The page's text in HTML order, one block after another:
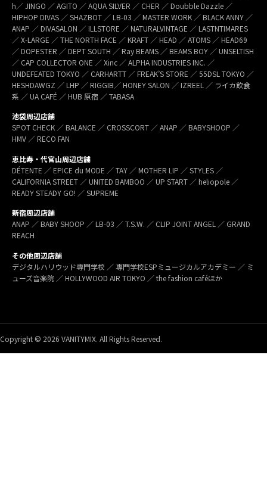
h／ JINGO ／ AGITO ／ AQUA SILVER ／ CHER ／ Doubble Dazzle ／
HIPHOP DIVAS ／ SHAZBOT ／ LB-03 ／ MASTER WORK ／ BLACK ANNY ／
ANAP ／ DIVASALON ／ ILLSTORE ／ NATURALVINTAGE ／ LASTNTIMARES
／ X-LARGE ／ THE NORTH FACE ／ KRAFT ／ HEAD ／ ATOMS ／ HEAD69
／ DOPESTER ／ DEPT SOUTH ／ Ray BEAMS ／ BEAMS BOY ／ UNSELTISH
／ CAP COLLECTOR ONE ／ Xinc ／ ALPHA INDUSTRIES INC. ／
UNDEFEATED TOKYO ／ CARHARTT ／ FREAK’S STORE ／ 55DSL TOKYO ／
HESHDAWGZ ／ LHP ／ RIGGIB／ HONEY SALON ／ IZREEL ／ ライカ飲食
系 ／ UA CAFÉ ／ HUB 原宿 ／ TABASA
池袋周辺店舗
SPOT CHECK ／ BALANCE ／ CROSSCORT ／ ANAP ／ BABYSHOOP ／
HMV ／ RECO FAN
恵比寿・代官山周辺店舗
DÉTENTE ／ EPICE du MODE ／ TAY ／ MOTHER LIP ／ STYLES ／
CALIFORNIA STREET ／ UNITED BAMBOO ／ UP START ／ heliopole ／
READY STEADY GO! ／ SUPREME
新宿周辺店舗
ANAP ／ BABY SHOOP ／ LB-03 ／ T.S.W. ／ CLIP JOINT ANGEL ／ GRAND
REACH
その他周辺店舗
デジタルハリウッド専門学校 ／ 専門学校ESPミュージカルアカデミー ／ ミ
ューズ音楽院 ／ HOLLYWOOD AIR TOKYO ／ the fashion caféほか
Copyright © 2026 VANITYMIX. All Rights Reserved.